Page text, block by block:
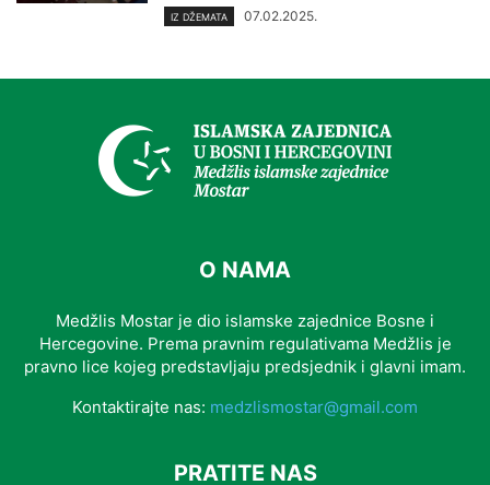
IZ DŽEMATA 07.02.2025.
O NAMA
Medžlis Mostar je dio islamske zajednice Bosne i
Hercegovine. Prema pravnim regulativama Medžlis je
pravno lice kojeg predstavljaju predsjednik i glavni imam.
Kontaktirajte nas: medzlismostar@gmail.com
PRATITE NAS